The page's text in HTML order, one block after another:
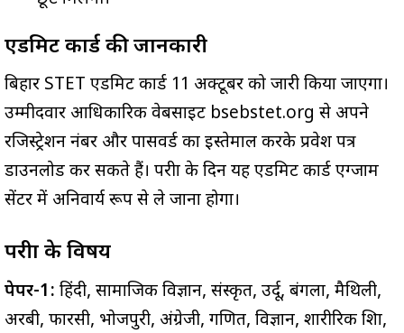
एडमिट कार्ड की जानकारी
बिहार STET एडमिट कार्ड 11 अक्टूबर को जारी किया जाएगा।
उम्मीदवार आधिकारिक वेबसाइट bsebstet.org से अपने
रजिस्ट्रेशन नंबर और पासवर्ड का इस्तेमाल करके प्रवेश पत्र
डाउनलोड कर सकते हैं। परीक्षा के दिन यह एडमिट कार्ड एग्जाम
सेंटर में अनिवार्य रूप से ले जाना होगा।
परीक्षा के विषय
पेपर-1: हिंदी, सामाजिक विज्ञान, संस्कृत, उर्दू, बंगला, मैथिली,
अरबी, फारसी, भोजपुरी, अंग्रेजी, गणित, विज्ञान, शारीरिक शिक्षा,